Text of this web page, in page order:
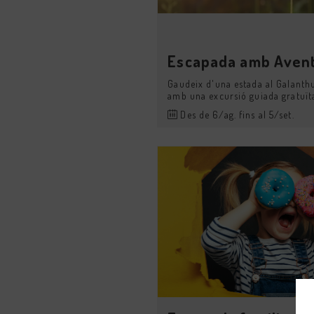
the
dates.
Escapada amb
Gaudeix d'una estada al
amb una excursió guiada
Des de 6/ag. fins al 5/set.